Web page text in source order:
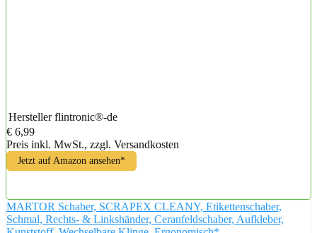
Hersteller flintronic®-de
€ 6,99
Preis inkl. MwSt., zzgl. Versandkosten
Jetzt auf Amazon ansehen*
MARTOR Schaber, SCRAPEX CLEANY, Etikettenschaber,
Schmal, Rechts- & Linkshänder, Ceranfeldschaber, Aufkleber,